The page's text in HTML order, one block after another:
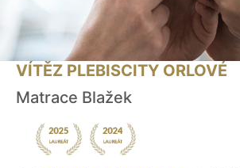
VÍTĚZ PLEBISCITY ORLOVÉ
Matrace Blažek